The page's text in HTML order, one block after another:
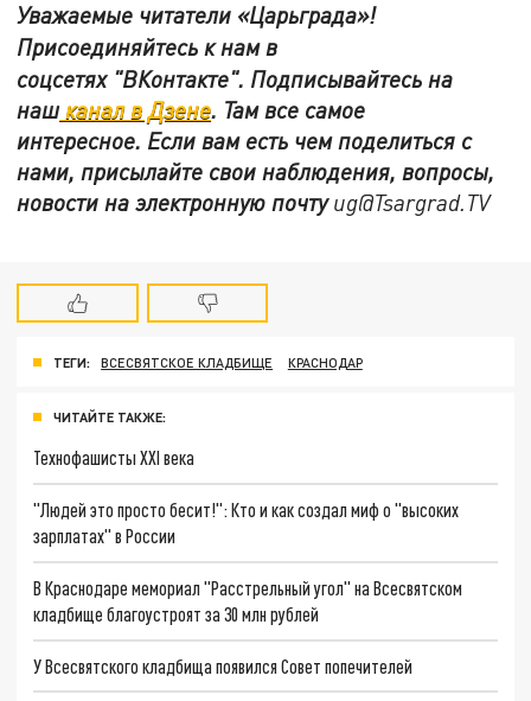
Уважаемые читатели «Царьграда»!
Присоединяйтесь к нам в
соцсетях "ВКонтакте". Подписывайтесь на
нашканал в Дзене. Там все самое
интересное. Если вам есть чем поделиться с
нами, присылайте свои наблюдения, вопросы,
новости на электронную почтуug@Tsargrad.TV
ТЕГИ: ВСЕСВЯТСКОЕ КЛАДБИЩЕ КРАСНОДАР
ЧИТАЙТЕ ТАКЖЕ:
Технофашисты XXI века
"Людей это просто бесит!": Кто и как создал миф о "высоких
зарплатах" в России
В Краснодаре мемориал "Расстрельный угол" на Всесвятском
кладбище благоустроят за 30 млн рублей
У Всесвятского кладбища появился Совет попечителей